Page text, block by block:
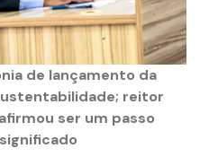
de lançamento da
reitor
ser um passo